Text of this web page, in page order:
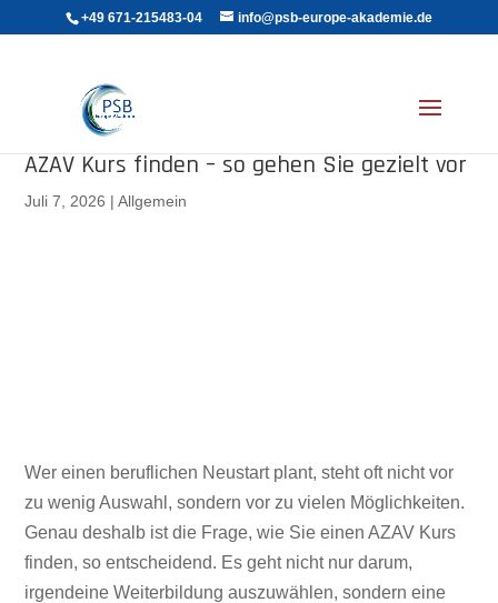
+49 671-215483-04 info@psb-europe-akademie.de
AZAV Kurs finden – so gehen Sie gezielt vor
Juli 7, 2026 |Allgemein
AZAV Kurs finden – so gehen Sie
gezielt vor
Wer einen beruflichen Neustart plant, steht oft nicht vor
zu wenig Auswahl, sondern vor zu vielen Möglichkeiten.
Genau deshalb ist die Frage, wie Sie einen AZAV Kurs
finden, so entscheidend. Es geht nicht nur darum,
irgendeine Weiterbildung auszuwählen, sondern eine